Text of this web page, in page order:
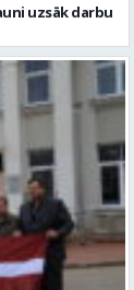
uzsāk darbu